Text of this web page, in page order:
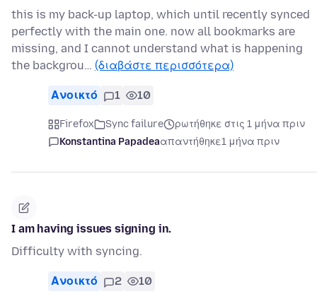
this is my back-up laptop, which until recently synced
perfectly with the main one. now all bookmarks are
missing, and I cannot understand what is happening
the backgrou… (διαβάστε περισσότερα)
Ανοικτό 1 10
Firefox Sync failure
ρωτήθηκε στις 1 μήνα πριν
Konstantina Papadeaαπαντήθηκε1 μήνα πριν
I am having issues signing in.
Difficulty with syncing.
Ανοικτό 2 10